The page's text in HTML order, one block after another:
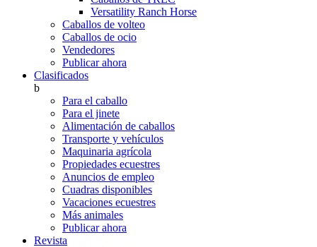
Versatility Ranch Horse
Caballos de volteo
Caballos de ocio
Vendedores
Publicar ahora
Clasificados
b
Para el caballo
Para el jinete
Alimentación de caballos
Transporte y vehículos
Maquinaria agrícola
Propiedades ecuestres
Anuncios de empleo
Cuadras disponibles
Vacaciones ecuestres
Más animales
Publicar ahora
Revista